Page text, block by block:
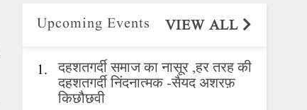
Upcoming Events VIEW ALL
1. दहशतगर्दी समाज का नासूर ,हर तरह की
दहशतगर्दी निंदनात्मक -सैयद अशरफ़
किछौछवी